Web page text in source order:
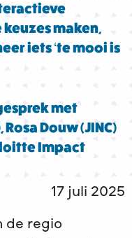
maken,
iets ‘te mooi is
met
Douw (JINC)
Impact
17 juli 2025
de regio